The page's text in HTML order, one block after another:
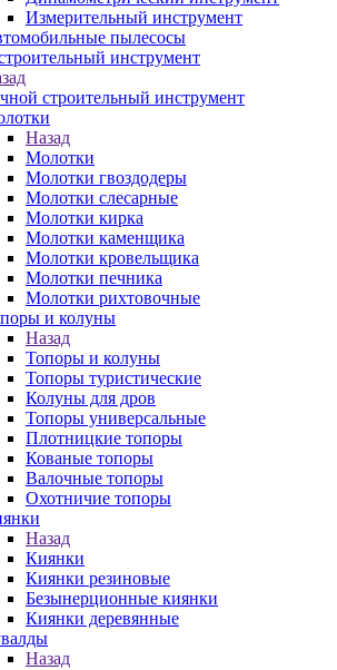
Измерительный инструмент
пылесосы
инструмент
строительный инструмент
Назад
Молотки
Молотки гвоздодеры
Молотки слесарные
Молотки кирка
Молотки каменщика
Молотки кровельщика
Молотки печника
Молотки рихтовочные
и колуны
Назад
Топоры и колуны
Топоры туристические
Колуны для дров
Топоры универсальные
Плотницкие топоры
Кованые топоры
Валочные топоры
Охотничие топоры
Назад
Киянки
Киянки резиновые
Безынерционные киянки
Киянки деревянные
Назад